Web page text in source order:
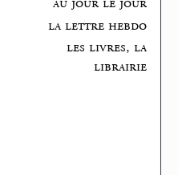
la lettre hebdo
les livres, la
librairie